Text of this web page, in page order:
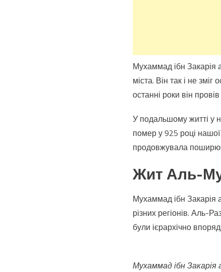
Мухаммад ібн Закарія
міста. Він так і не
останні роки він
У подальшому житті у
помер у 925 році нашої
продовжувала
Жит Аль-
Мухаммад ібн Закарія
різних регіонів. Аль-
були ієрархічно
Мухаммад ібн Закарія